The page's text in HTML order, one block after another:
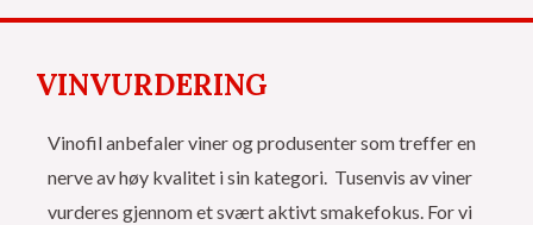
VINVURDERING
Vinofil anbefaler viner og produsenter som treffer en
nerve av høy kvalitet i sin kategori. Tusenvis av viner
vurderes gjennom et svært aktivt smakefokus. For vi